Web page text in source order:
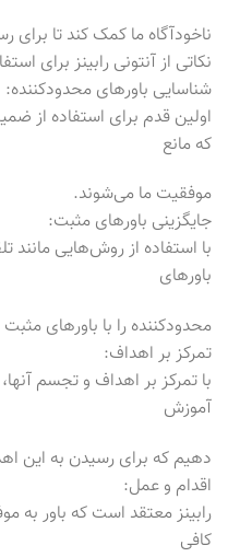
ناخودآگاه ما کمک کند تا برای
نکاتی از آنتونی رابینز برای
شناسایی باورهای محدودکننده:
اولین قدم برای استفاده از
که مانع
موفقیت ما می‌شوند.
جایگزینی باورهای مثبت:
با استفاده از روش‌هایی
باورهای
محدودکننده را با باورهای
تمرکز بر اهداف:
با تمرکز بر اهداف و تجسم
آموزش
دهیم که برای رسیدن به این
اقدام و عمل:
رابینز معتقد است که باور به
کافی